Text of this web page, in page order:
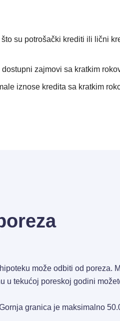
su potrošački krediti ili lični
zajmovi sa kratkim
iznose kredita sa kratkim
može odbiti od poreza.
u tekućoj poreskoj godini
granica je maksimalno